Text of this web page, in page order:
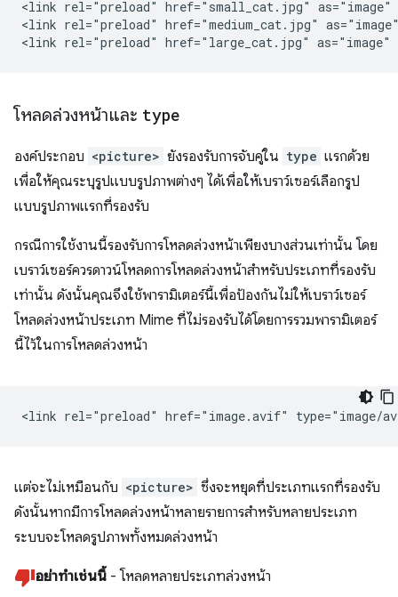
<link rel="preload" href="small_cat.jpg"
<link rel="preload" href="medium_cat.jpg"
โหลดล่วงหน้าและ type
องค์ประกอบ <picture> ยังรองรับการจับคู่ใน type แรกด้วย
เพื่อให้คุณระบุรูปแบบรูปภาพต่างๆ ได้เพื่อให้เบราว์เซอร์เลือกรูป
แบบรูปภาพแรกที่รองรับ
กรณีการใช้งานนี้รองรับการโหลดล่วงหน้าเพียงบางส่วนเท่านั้น โดย
เบราว์เซอร์ควรดาวน์โหลดการโหลดล่วงหน้าสำหรับประเภทที่รองรับ
เท่านั้น ดังนั้นคุณจึงใช้พารามิเตอร์นี้เพื่อป้องกันไม่ให้เบราว์เซอร์
โหลดล่วงหน้าประเภท Mime ที่ไม่รองรับได้โดยการรวมพารามิเตอร์
นี้ไว้ในการโหลดล่วงหน้า
แต่จะไม่เหมือนกับ <picture> ซึ่งจะหยุดที่ประเภทแรกที่รองรับ
ดังนั้นหากมีการโหลดล่วงหน้าหลายรายการสำหรับหลายประเภท
ระบบจะโหลดรูปภาพทั้งหมดล่วงหน้า
อย่าทำเช่นนี้ - โหลดหลายประเภทล่วงหน้า